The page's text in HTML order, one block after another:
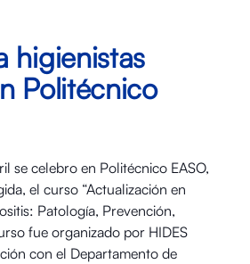
higienistas
Politécnico
se celebro en Politécnico EASO,
el curso “Actualización en
Patología, Prevención,
fue organizado por HIDES
con el Departamento de